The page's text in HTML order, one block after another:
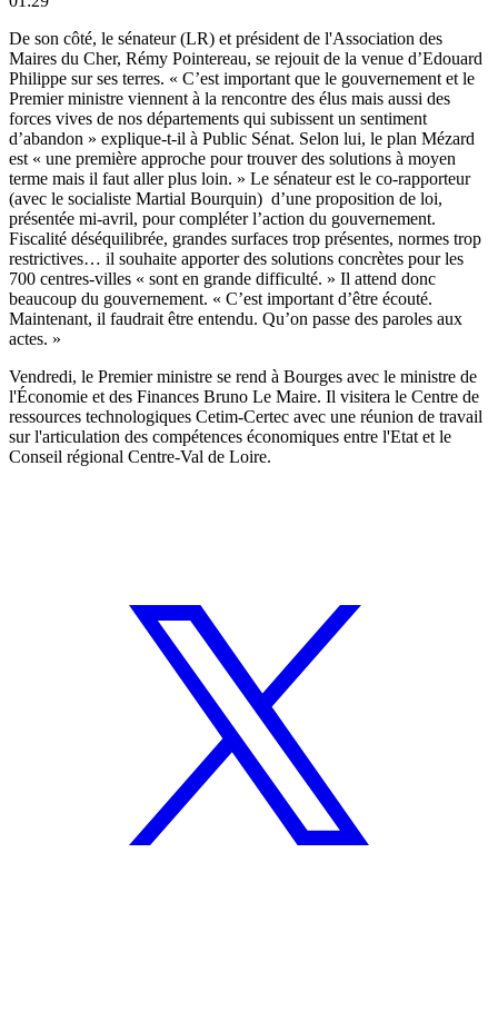
De son côté, le sénateur (LR) et président de l'Association des
Maires du Cher, Rémy Pointereau, se rejouit de la venue d’Edouard
Philippe sur ses terres. « C’est important que le gouvernement et le
Premier ministre viennent à la rencontre des élus mais aussi des
forces vives de nos départements qui subissent un sentiment
d’abandon » explique-t-il à Public Sénat. Selon lui, le plan Mézard
est « une première approche pour trouver des solutions à moyen
terme mais il faut aller plus loin. » Le sénateur est le co-rapporteur
(avec le socialiste Martial Bourquin) d’une proposition de loi,
présentée mi-avril, pour compléter l’action du gouvernement.
Fiscalité déséquilibrée, grandes surfaces trop présentes, normes trop
restrictives… il souhaite apporter des solutions concrètes pour les
700 centres-villes « sont en grande difficulté. » Il attend donc
beaucoup du gouvernement. « C’est important d’être écouté.
Maintenant, il faudrait être entendu. Qu’on passe des paroles aux
actes. »
Vendredi, le Premier ministre se rend à Bourges avec le ministre de
l'Économie et des Finances Bruno Le Maire. Il visitera le Centre de
ressources technologiques Cetim-Certec avec une réunion de travail
sur l'articulation des compétences économiques entre l'Etat et le
Conseil régional Centre-Val de Loire.